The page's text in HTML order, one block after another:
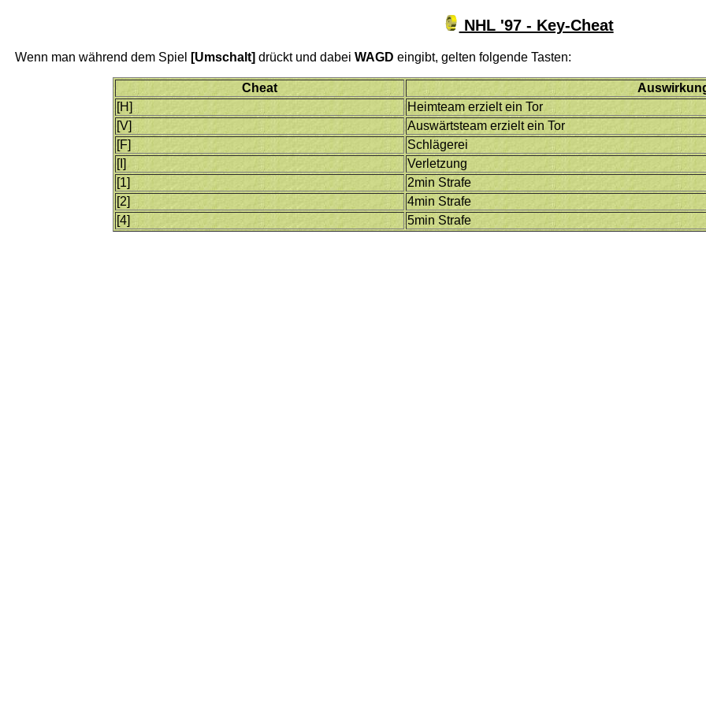
NHL '97 - Key-Cheat
Wenn man während dem Spiel [Umschalt] drückt und dabei WAGD eingibt, gelten folgende Tasten:
Cheat
[H]
Heimteam erzielt ein Tor
[V]
Auswärtsteam erzielt ein Tor
[F]
Schlägerei
[I]
Verletzung
[1]
2min Strafe
[2]
4min Strafe
[4]
5min Strafe